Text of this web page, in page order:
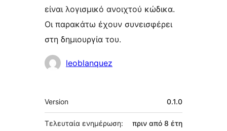
είναι λογισμικό ανοιχτού κώδικα.
Οι παρακάτω έχουν συνεισφέρει
στη δημιουργία του.
Συντελεστές
leoblanquez
Μεταστοιχεία
Version 0.1.0
Τελευταία ενημέρωση: πριν από 8 έτη